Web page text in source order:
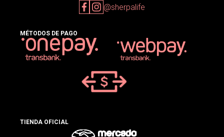
@sherpalife
MÉTODOS DE PAGO
TIENDA OFICIAL